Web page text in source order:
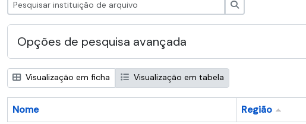
Opções de pesquisa avançada
Visualização em ficha Visualização em tabela
Nome Região